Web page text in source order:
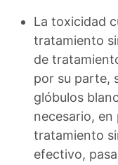
La toxicidad
tratamiento
de
por su parte,
glóbulos
necesario,
tratamiento
efectivo,